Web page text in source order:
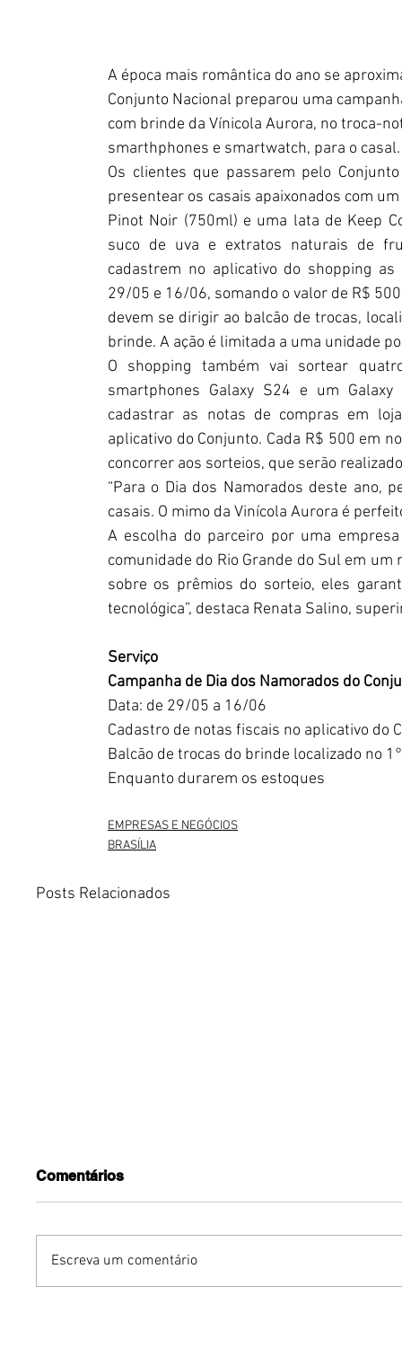
A época mais romântica do ano se
Conjunto Nacional preparou uma
com brinde da Vínicola Aurora, no troca-
smarthphones e smartwatch, para o
Os clientes que passarem pelo
presentear os casais apaixonados com
Pinot Noir (750ml) e uma lata de Keep
suco de uva e extratos naturais de
cadastrem no aplicativo do shopping
29/05 e 16/06, somando o valor de R$
devem se dirigir ao balcão de trocas,
brinde. A ação é limitada a uma unidade
O shopping também vai sortear
smartphones Galaxy S24 e um
cadastrar as notas de compras em
aplicativo do Conjunto. Cada R$ 500 em
concorrer aos sorteios, que serão
“Para o Dia dos Namorados deste ano,
casais. O mimo da Vinícola Aurora é
A escolha do parceiro por uma
comunidade do Rio Grande do Sul em
sobre os prêmios do sorteio, eles
tecnológica”, destaca Renata Salino,
Serviço
Campanha de Dia dos Namorados do
Data: de 29/05 a 16/06
Cadastro de notas fiscais no aplicativo do
Balcão de trocas do brinde localizado no
Enquanto durarem os estoques
EMPRESAS E NEGÓCIOS
BRASÍLIA
Posts Relacionados
Comentários
Escreva um comentário